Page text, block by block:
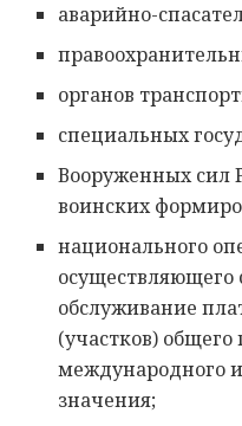
аварийно-
органов
специальных
Вооруженных сил
воинских
национального
осуществляющего
обслуживание
(участков) общего
международного
значения;